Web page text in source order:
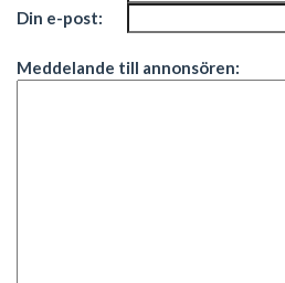
Din e-post:
Meddelande till annonsören: